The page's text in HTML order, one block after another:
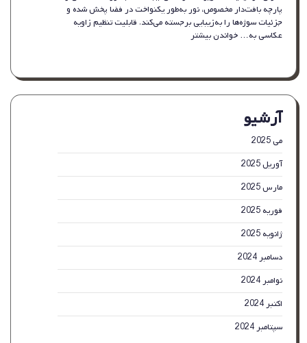
پارچه بافت‌دار مخصوص، نور به‌طور یکنواخت در فضا پخش شده و
جزئیات سوژه‌ها را به‌زیبایی برجسته می‌کند. قابلیت تنظیم زاویه
عکاسی به… خواندن بیشتر
با
اینچی
استودیو
آرشیو
می 2025
آوریل 2025
مارس 2025
فوریه 2025
ژانویه 2025
دسامبر 2024
نوامبر 2024
اکتبر 2024
سپتامبر 2024